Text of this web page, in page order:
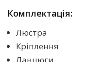
Комплектація:
Люстра
Кріплення